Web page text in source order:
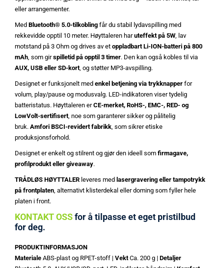
eller arrangementer.
Med Bluetooth® 5.0-tilkobling får du stabil lydavspilling med
rekkevidde opptil 10 meter. Høyttaleren haruteffekt på 5W, lav
motstand på 3 Ohm og drives av et oppladbart Li-ION-batteri på 800
mAh, som girspilletid på opptil 3 timer. Den kan også kobles til via
AUX, USB eller SD-kort, og støtter MP3-avspilling.
Designet er funksjonelt med enkel betjening via trykknapper for
volum, play/pause og modusvalg. LED-indikatoren viser tydelig
batteristatus. Høyttaleren erCE-merket, RoHS-, EMC-, RED- og
LowVolt-sertifisert, noe som garanterer sikker og pålitelig
bruk. Amfori BSCI-revidert fabrikk, som sikrer etiske
produksjonsforhold.
Designet er enkelt og stilrent og gjør den ideell som firmagave,
profilprodukt eller giveaway.
TRÅDLØS HØYTTALER leveres med lasergravering eller tampotrykk
på frontplaten, alternativt klisterdekal eller doming som fyller hele
platen i front.
KONTAKT OSSfor å tilpasse et eget pristilbud
for deg.
PRODUKTINFORMASJON
Materiale ABS-plast og RPET-stoff | VektCa. 200 g | Detaljer